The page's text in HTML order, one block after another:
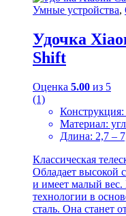
Умные устройства,
Удочка
Shift
Оценка 5.00 из 5
(1)
Конструкция:
Материал:
Длина: 2,7 –
Классическая
Обладает высокой
и имеет малый вес.
технологии в
сталь. Она станет